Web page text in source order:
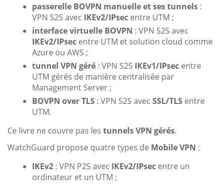
passerelle BOVPN manuelle et ses tunnels :
VPN S2S avec IKEv2/IPsec entre UTM ;
interface virtuelle BOVPN : VPN S2S avec
IKEv2/IPsec entre UTM et solution cloud comme
Azure ou AWS ;
tunnel VPN géré : VPN S2S IKEv1/IPsec entre
UTM gérés de manière centralisée par
Management Server ;
BOVPN over TLS : VPN S2S avec SSL/TLS entre
UTM.
Ce livre ne couvre pas les tunnels VPN gérés.
WatchGuard propose quatre types de Mobile VPN :
IKEv2 : VPN P2S avec IKEv2/IPsec entre un
ordinateur et un UTM ;